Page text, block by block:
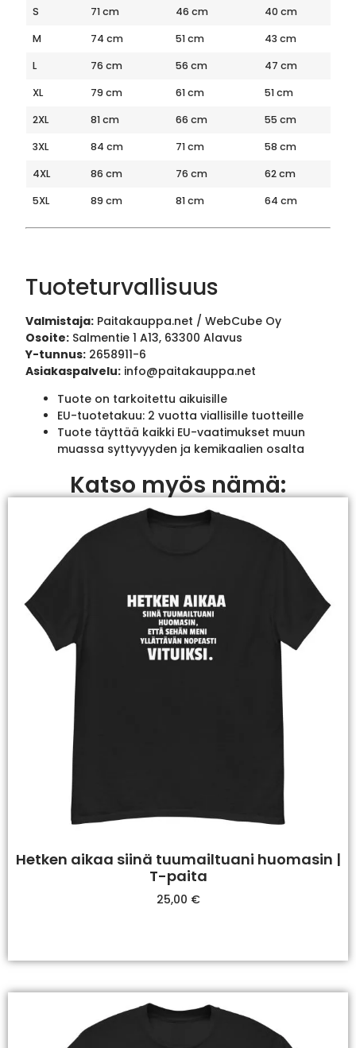
S 71 cm 46 cm
40 cm
M
74 cm 51 cm
43 cm
L
76 cm 56 cm
47 cm
XL
79 cm 61 cm
51 cm
2XL
81 cm 66 cm
55 cm
3XL
84 cm 71 cm
58 cm
4XL
86 cm 76 cm
62 cm
5XL
89 cm 81 cm 64 cm
Tuoteturvallisuus
Valmistaja: Paitakauppa.net / WebCube Oy
Osoite: Salmentie 1 A13, 63300 Alavus
Y-tunnus: 2658911-6
Asiakaspalvelu: info@paitakauppa.net
Tuote on tarkoitettu aikuisille
EU-tuotetakuu: 2 vuotta viallisille tuotteille
Tuote täyttää kaikki EU-vaatimukset muun
muassa syttyvyyden ja kemikaalien osalta
Katso myös nämä:
Hetken aikaa siinä tuumailtuani huomasin |
T-paita
25,00 €